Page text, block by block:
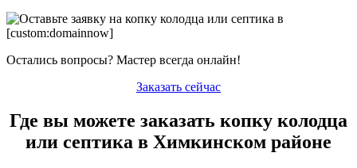
Остались вопросы? Мастер всегда онлайн!
Заказать сейчас
Где вы можете заказать копку колодца
или септика в Химкинском районе